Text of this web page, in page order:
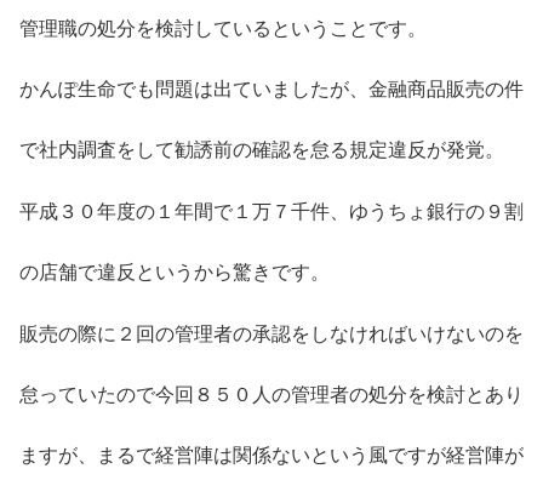
管理職の処分を検討しているということです。
かんぽ生命でも問題は出ていましたが、金融商品販売の件
で社内調査をして勧誘前の確認を怠る規定違反が発覚。
平成３０年度の１年間で１万７千件、ゆうちょ銀行の９割
の店舗で違反というから驚きです。
販売の際に２回の管理者の承認をしなければいけないのを
怠っていたので今回８５０人の管理者の処分を検討とあり
ますが、まるで経営陣は関係ないという風ですが経営陣が